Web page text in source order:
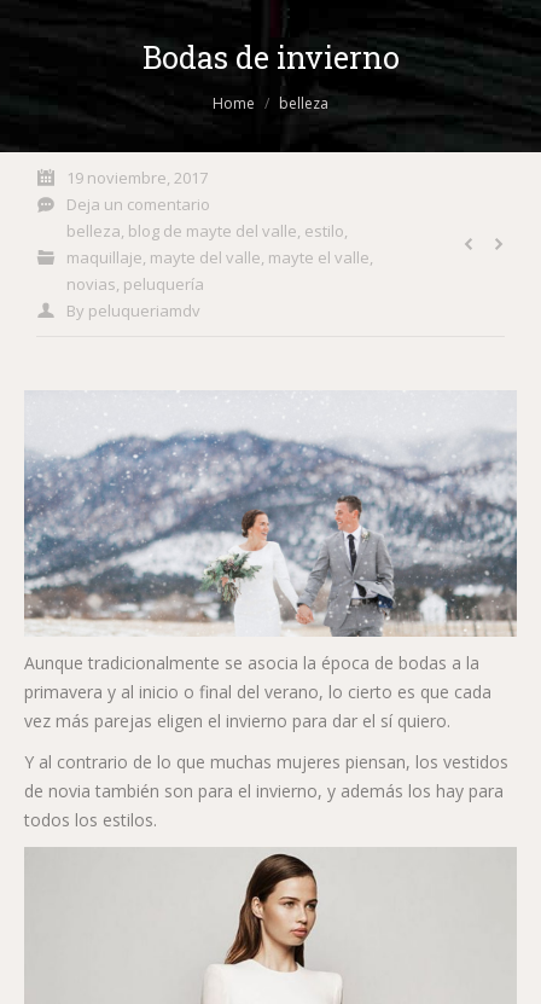
Bodas de invierno
You are here: Home belleza
19 noviembre, 2017
Deja un comentario
belleza, blog de mayte del valle, estilo,
maquillaje, mayte del valle, mayte el valle,
novias, peluquería
By peluqueriamdv
Aunque tradicionalmente se asocia la época de bodas a la
primavera y al inicio o final del verano, lo cierto es que cada
vez más parejas eligen el invierno para dar el sí quiero.
Y al contrario de lo que muchas mujeres piensan, los vestidos
de novia también son para el invierno, y además los hay para
todos los estilos.